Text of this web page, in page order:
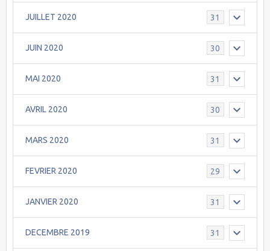
JUILLET 2020 31
JUIN 2020 30
MAI 2020 31
AVRIL 2020 30
MARS 2020 31
FEVRIER 2020 29
JANVIER 2020 31
DECEMBRE 2019 31